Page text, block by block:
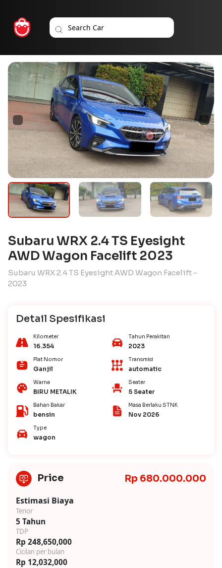
Subaru WRX 2.4 TS Eyesight
AWD Wagon Facelift 2023
Subaru WRX 2.4 TS Eyesight AWD Wagon Facelift -
2023
Detail Spesifikasi
Kilometer
16.354
Tahun Perakitan
2023
Plat Nomor
Ganjil
Transmisi
automatic
Warna
BIRU METALIK
Seater
5 Seater
Bahan Bakar
bensin
Masa Berlaku STNK
Nov 2026
Type
wagon
Price Rp 680.000.000
Estimasi Biaya
Tenor
5 Tahun
TDP
Rp 248,650,000
Cicilan per bulan
Rp 12,032,000